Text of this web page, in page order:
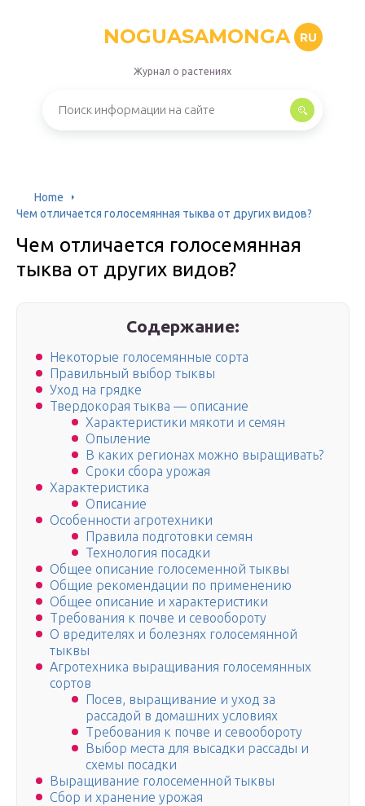
NOGUASAMONGA RU
Журнал о растениях
Home
Чем отличается голосемянная тыква от других видов?
Чем отличается голосемянная
тыква от других видов?
Содержание:
Некоторые голосемянные сорта
Правильный выбор тыквы
Уход на грядке
Твердокорая тыква — описание
Характеристики мякоти и семян
Опыление
В каких регионах можно выращивать?
Сроки сбора урожая
Характеристика
Описание
Особенности агротехники
Правила подготовки семян
Технология посадки
Общее описание голосеменной тыквы
Общие рекомендации по применению
Общее описание и характеристики
Требования к почве и севообороту
О вредителях и болезнях голосемянной
тыквы
Агротехника выращивания голосемянных
сортов
Посев, выращивание и уход за
рассадой в домашних условиях
Требования к почве и севообороту
Выбор места для высадки рассады и
схемы посадки
Выращивание голосеменной тыквы
Сбор и хранение урожая